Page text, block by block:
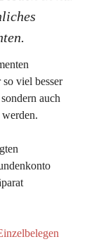
so viel besser
auch